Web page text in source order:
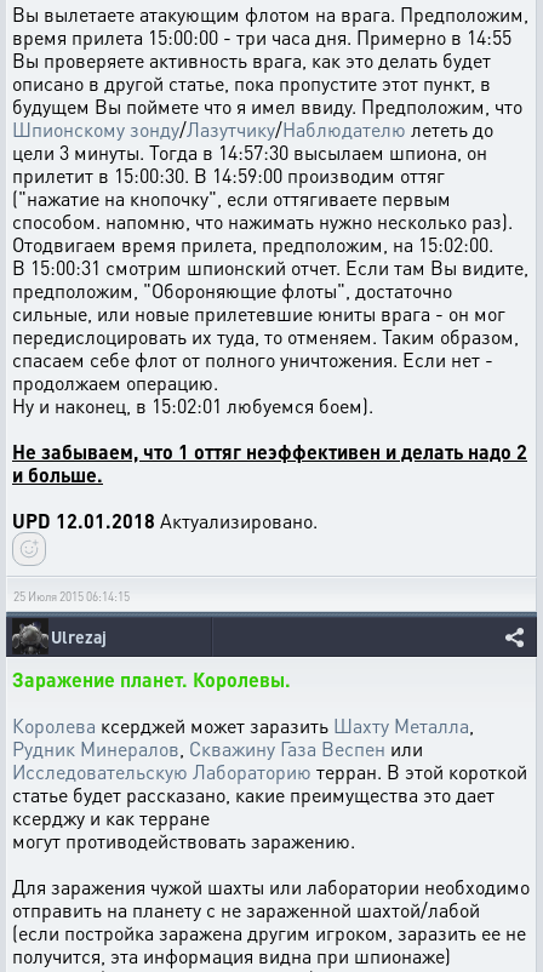
Вы вылетаете атакующим флотом на врага. Предположим,
время прилета 15:00:00 - три часа дня. Примерно в 14:55
Вы проверяете активность врага, как это делать будет
описано в другой статье, пока пропустите этот пункт, в
будущем Вы поймете что я имел ввиду. Предположим, что
Шпионскому зонду/Лазутчику/Наблюдателю лететь до
цели 3 минуты. Тогда в 14:57:30 высылаем шпиона, он
прилетит в 15:00:30. В 14:59:00 производим оттяг
("нажатие на кнопочку", если оттягиваете первым
способом. напомню, что нажимать нужно несколько раз).
Отодвигаем время прилета, предположим, на 15:02:00.
В 15:00:31 смотрим шпионский отчет. Если там Вы видите,
предположим, "Обороняющие флоты", достаточно
сильные, или новые прилетевшие юниты врага - он мог
передислоцировать их туда, то отменяем. Таким образом,
спасаем себе флот от полного уничтожения. Если нет -
продолжаем операцию.
Ну и наконец, в 15:02:01 любуемся боем).
Не забываем, что 1 оттяг неэффективен и делать надо 2
и больше.
UPD 12.01.2018 Актуализировано.
25 Июля 2015 06:14:15
Ulrezaj
Заражение планет. Королевы.
Королева ксерджей может заразить Шахту Металла
Рудник Минералов Скважину Газа Веспен или
Исследовательскую Лабораторию терран. В этой короткой
статье будет рассказано, какие преимущества это дает
ксерджу и как терране
могут противодействовать заражению.
Для заражения чужой шахты или лаборатории необходимо
отправить на планету с не зараженной шахтой/лабой
(если постройка заражена другим игроком, заразить ее не
получится, эта информация видна при шпионаже)